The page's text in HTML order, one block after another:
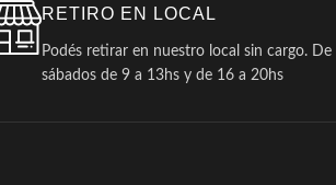
RETIRO EN LOCAL
Podés retirar en nuestro local sin cargo. De
sábados de 9 a 13hs y de 16 a 20hs